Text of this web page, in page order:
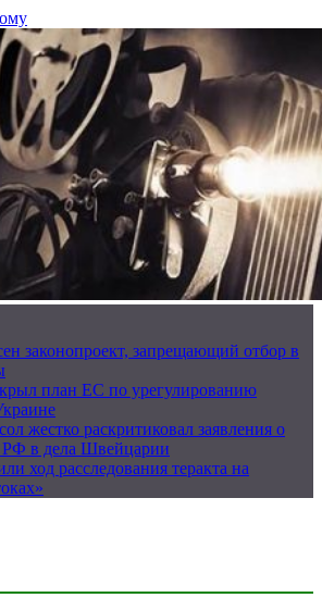
законопроект, запрещающий отбор в
план ЕС по урегулированию
жестко раскритиковал заявления о
РФ в дела Швейцарии
ход расследования теракта на